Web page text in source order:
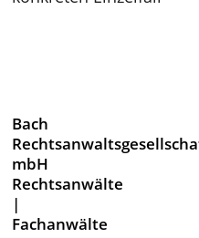
Bach
mbH
Rechtsanwälte
|
Fachanwälte